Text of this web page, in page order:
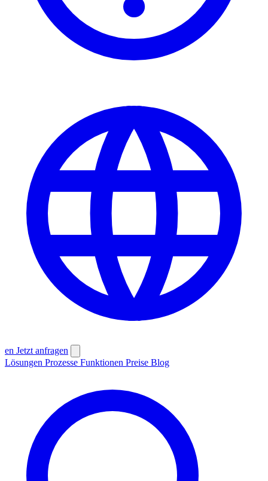
en Jetzt anfragen
Lösungen Prozesse Funktionen Preise Blog